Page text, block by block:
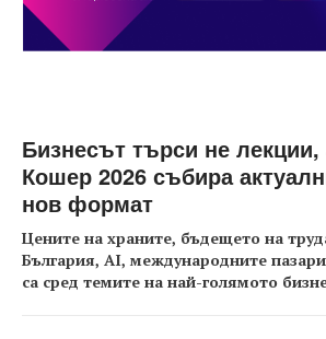
Бизнесът търси не лекции,
Кошер 2026 събира
нов формат
Цените на храните, бъдещето на
България, AI, международните
са сред темите на най-голямото